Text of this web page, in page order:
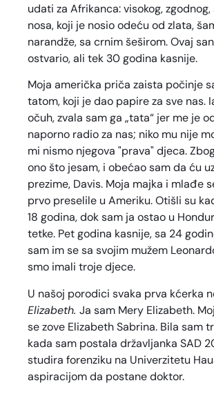
udati za Afrikanca: visokog, zgodnog,
nosa, koji je nosio odeću od zlata,
narandže, sa crnim šeširom. Ovaj
ostvario, ali tek 30 godina kasnije.
Moja američka priča zaista počinje
tatom, koji je dao papire za sve nas.
očuh, zvala sam ga „tata“ jer me je
naporno radio za nas; niko mu nije
mi nismo njegova "prava" djeca.
ono što jesam, i obećao sam da ću
prezime, Davis. Moja majka i mlađe
prvo preselile u Ameriku. Otišli su
18 godina, dok sam ja ostao u
tetke. Pet godina kasnije, sa 24
sam im se sa svojim mužem
smo imali troje djece.
U našoj porodici svaka prva kćerka
Elizabeth. Ja sam Mery Elizabeth.
se zove Elizabeth Sabrina. Bila sam
kada sam postala državljanka SAD
studira forenziku na Univerzitetu
aspiracijom da postane doktor.